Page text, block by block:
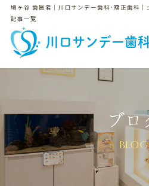
鳩ヶ谷 歯医者｜川口サンデー歯科･矯正歯科
記事一覧
川口サンデー歯
ブロ
BLOG